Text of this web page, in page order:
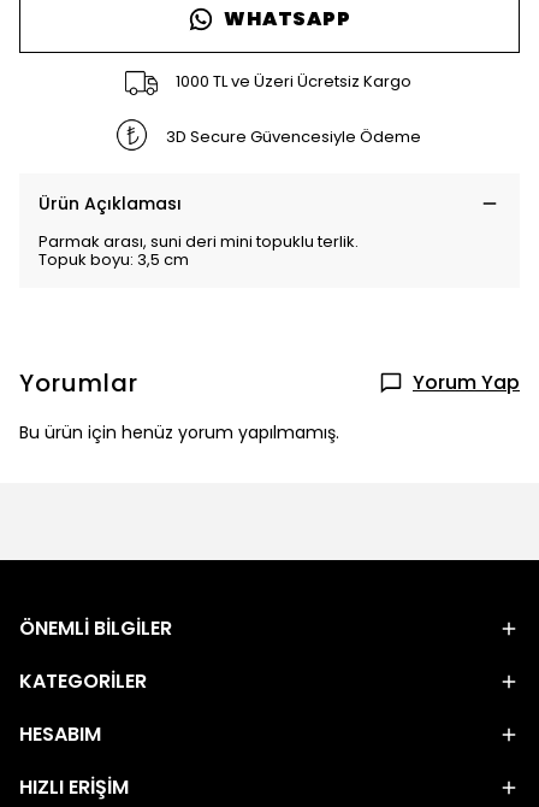
WHATSAPP
1000 TL ve Üzeri Ücretsiz Kargo
3D Secure Güvencesiyle Ödeme
Ürün Açıklaması
Parmak arası, suni deri mini topuklu terlik.
Topuk boyu: 3,5 cm
Yorumlar Yorum Yap
Bu ürün için henüz yorum yapılmamış.
ÖNEMLİ BİLGİLER
KATEGORİLER
HESABIM
HIZLI ERİŞİM